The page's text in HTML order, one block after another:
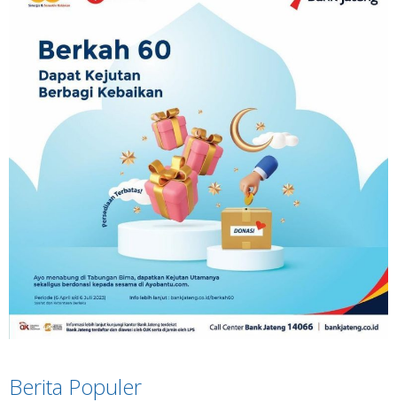
Berita Populer